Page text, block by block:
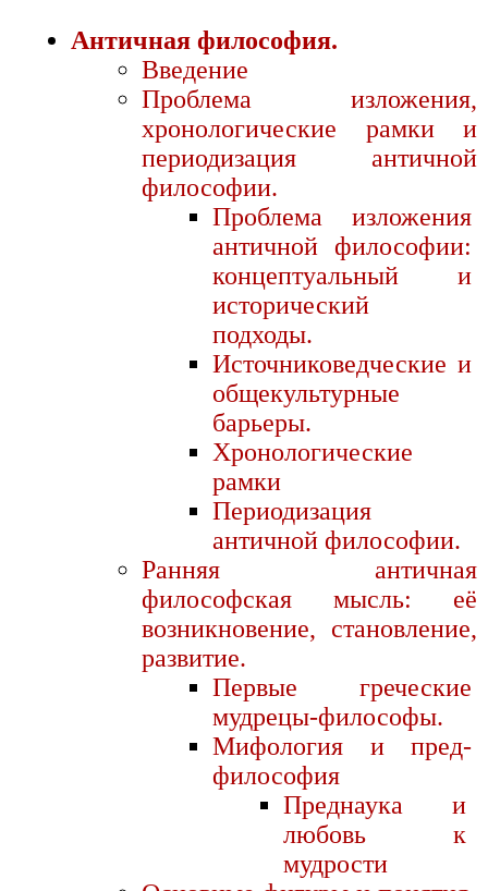
Античная философия.
Введение
Проблема изложения,
хронологические рамки и
периодизация античной
философии.
Проблема изложения
античной философии:
концептуальный и
исторический
подходы.
Источниковедческие и
общекультурные
барьеры.
Хронологические
рамки
Периодизация
античной философии.
Ранняя античная
философская мысль: её
возникновение, становление,
развитие.
Первые греческие
мудрецы-философы.
Мифология и пред-
философия
Преднаука и
любовь к
мудрости